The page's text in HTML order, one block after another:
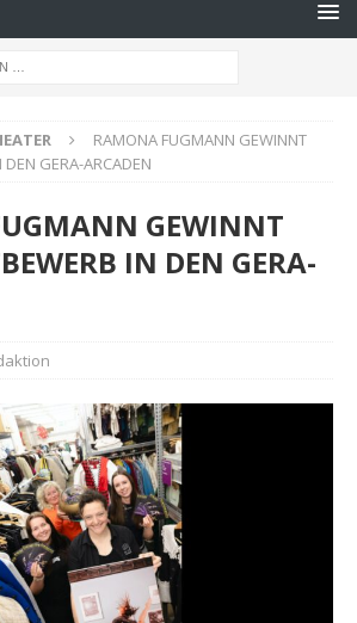
RAMONA FUGMANN GEWINNT
GERA-ARCADEN
GEWINNT
IN DEN GERA-